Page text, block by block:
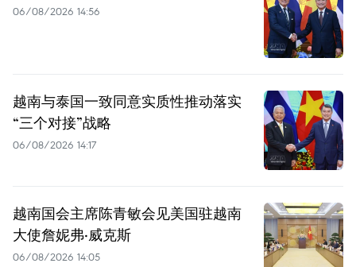
06/08/2026 14:56
越南与泰国一致同意实质性推动落实
“三个对接”战略
06/08/2026 14:17
越南国会主席陈青敏会见美国驻越南
大使詹妮弗·威克斯
06/08/2026 14:05